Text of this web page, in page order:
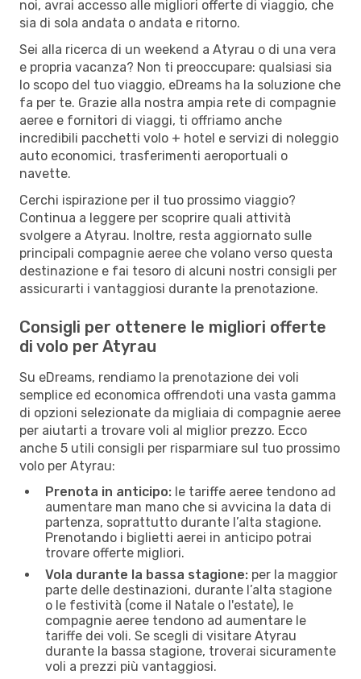
noi, avrai accesso alle migliori offerte di viaggio, che
sia di sola andata o andata e ritorno.
Sei alla ricerca di un weekend a Atyrau o di una vera
e propria vacanza? Non ti preoccupare: qualsiasi sia
lo scopo del tuo viaggio, eDreams ha la soluzione che
fa per te. Grazie alla nostra ampia rete di compagnie
aeree e fornitori di viaggi, ti offriamo anche
incredibili pacchetti volo + hotel e servizi di noleggio
auto economici, trasferimenti aeroportuali o
navette.
Cerchi ispirazione per il tuo prossimo viaggio?
Continua a leggere per scoprire quali attività
svolgere a Atyrau. Inoltre, resta aggiornato sulle
principali compagnie aeree che volano verso questa
destinazione e fai tesoro di alcuni nostri consigli per
assicurarti i vantaggiosi durante la prenotazione.
Consigli per ottenere le migliori offerte
di volo per Atyrau
Su eDreams, rendiamo la prenotazione dei voli
semplice ed economica offrendoti una vasta gamma
di opzioni selezionate da migliaia di compagnie aeree
per aiutarti a trovare voli al miglior prezzo. Ecco
anche 5 utili consigli per risparmiare sul tuo prossimo
volo per Atyrau:
Prenota in anticipo: le tariffe aeree tendono ad
aumentare man mano che si avvicina la data di
partenza, soprattutto durante l’alta stagione.
Prenotando i biglietti aerei in anticipo potrai
trovare offerte migliori.
Vola durante la bassa stagione: per la maggior
parte delle destinazioni, durante l’alta stagione
o le festività (come il Natale o l'estate), le
compagnie aeree tendono ad aumentare le
tariffe dei voli. Se scegli di visitare Atyrau
durante la bassa stagione, troverai sicuramente
voli a prezzi più vantaggiosi.